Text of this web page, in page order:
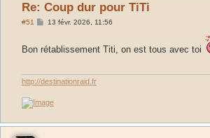
Re: Coup dur pour TiTi
#51
M
s
a
13 févr. 2026, 11:56
Bon rétablissement Titi, on est tous avec toi
http://destinationraid.fr